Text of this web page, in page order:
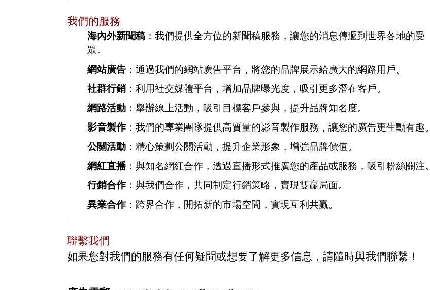
我們的服務
海內外新聞稿 ：我們提供全方位的新聞稿服務，讓您的消息傳遞到世界各地的受
眾。
網站廣告 ：通過我們的網站廣告平台，將您的品牌展示給廣大的網路用戶。
社群行銷 ：利用社交媒體平台，增加品牌曝光度，吸引更多潛在客戶。
網路活動 ：舉辦線上活動，吸引目標客戶參與，提升品牌知名度。
影音製作：我們的專業團隊提供高質量的影音製作服務，讓您的廣告更生動有趣。
公關活動 ：精心策劃公關活動，提升企業形象，增強品牌價值。
網紅直播：與知名網紅合作，透過直播形式推廣您的產品或服務，吸引粉絲關注。
行銷合作：與我們合作，共同制定行銷策略，實現雙贏局面。
異業合作：跨界合作，開拓新的市場空間，實現互利共贏。
聯繫我們
如果您對我們的服務有任何疑問或想要了解更多信息，請隨時與我們聯繫！